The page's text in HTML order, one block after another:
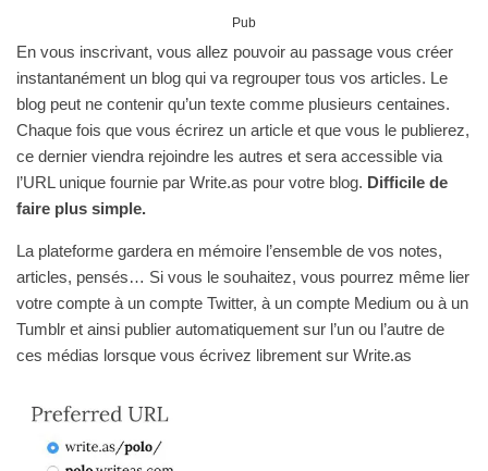
Pub
En vous inscrivant, vous allez pouvoir au passage vous créer
instantanément un blog qui va regrouper tous vos articles. Le
blog peut ne contenir qu’un texte comme plusieurs centaines.
Chaque fois que vous écrirez un article et que vous le publierez,
ce dernier viendra rejoindre les autres et sera accessible via
l’URL unique fournie par Write.as pour votre blog. Difficile de
faire plus simple.
La plateforme gardera en mémoire l’ensemble de vos notes,
articles, pensés… Si vous le souhaitez, vous pourrez même lier
votre compte à un compte Twitter, à un compte Medium ou à un
Tumblr et ainsi publier automatiquement sur l’un ou l’autre de
ces médias lorsque vous écrivez librement sur Write.as